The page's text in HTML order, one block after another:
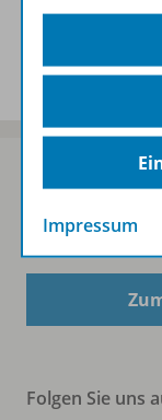
Sofort profitieren
Folgen Sie uns
Impressum